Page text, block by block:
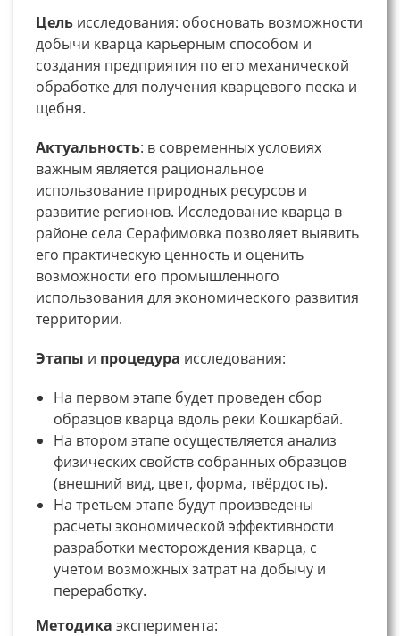
Цель исследования: обосновать возможности
добычи кварца карьерным способом и
создания предприятия по его механической
обработке для получения кварцевого песка и
щебня.
Актуальность: в современных условиях
важным является рациональное
использование природных ресурсов и
развитие регионов. Исследование кварца в
районе села Серафимовка позволяет выявить
его практическую ценность и оценить
возможности его промышленного
использования для экономического развития
территории.
Этапы и процедура исследования:
На первом этапе будет проведен сбор
образцов кварца вдоль реки Кошкарбай.
На втором этапе осуществляется анализ
физических свойств собранных образцов
(внешний вид, цвет, форма, твёрдость).
На третьем этапе будут произведены
расчеты экономической эффективности
разработки месторождения кварца, с
учетом возможных затрат на добычу и
переработку.
Методика эксперимента: